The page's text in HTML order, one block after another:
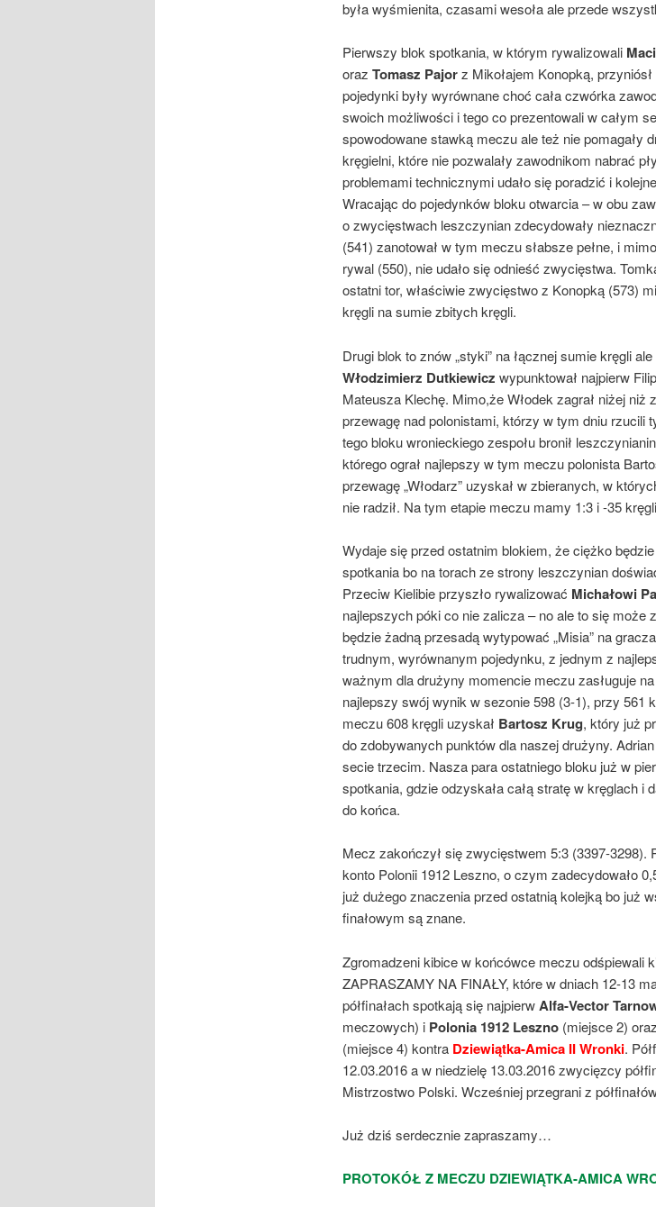
była wyśmienita, czasami wesoła ale przede
Pierwszy blok spotkania, w którym rywalizowali
oraz Tomasz Pajorz Mikołajem Konopką,
pojedynki były wyrównane choć cała czwórka
swoich możliwości i tego co prezentowali w całym
spowodowane stawką meczu ale też nie pomagały
kręgielni, które nie pozwalały zawodnikom nabrać
problemami technicznymi udało się poradzić i
Wracając do pojedynków bloku otwarcia – w obu
o zwycięstwach leszczynian zdecydowały
(541) zanotował w tym meczu słabsze pełne, i
rywal (550), nie udało się odnieść zwycięstwa.
ostatni tor, właściwie zwycięstwo z Konopką (573)
kręgli na sumie zbitych kręgli.
Drugi blok to znów „styki” na łącznej sumie kręgli
Włodzimierz Dutkiewicz wypunktował najpierw
Mateusza Klechę. Mimo,że Włodek zagrał niżej niż
przewagę nad polonistami, którzy w tym dniu rzucili
tego bloku wronieckiego zespołu bronił
którego ograł najlepszy w tym meczu polonista
przewagę „Włodarz” uzyskał w zbieranych, w
nie radził. Na tym etapie meczu mamy 1:3 i -35
Wydaje się przed ostatnim blokiem, że ciężko
spotkania bo na torach ze strony leszczynian
Przeciw Kielibie przyszło rywalizować Michałowi
najlepszych póki co nie zalicza – no ale to się może
będzie żadną przesadą wytypować „Misia” na
trudnym, wyrównanym pojedynku, z jednym z
ważnym dla drużyny momencie meczu zasługuje
najlepszy swój wynik w sezonie 598 (3-1), przy 561
meczu 608 kręgli uzyskał Bartosz Krug, który już
do zdobywanych punktów dla naszej drużyny.
secie trzecim. Nasza para ostatniego bloku już w
spotkania, gdzie odzyskała całą stratę w kręglach i
do końca.
Mecz zakończył się zwycięstwem 5:3 (3397-3298).
konto Polonii 1912 Leszno, o czym zadecydowało
już dużego znaczenia przed ostatnią kolejką bo już
finałowym są znane.
Zgromadzeni kibice w końcówce meczu odśpiewali
ZAPRASZAMY NA FINAŁY, które w dniach 12-13
półfinałach spotkają się najpierwAlfa-Vector
meczowych) i Polonia 1912 Leszno(miejsce 2) oraz
(miejsce 4) kontra Dziewiątka-Amica II Wronki.
12.03.2016 a w niedzielę 13.03.2016 zwycięzcy
Mistrzostwo Polski. Wcześniej przegrani z
Już dziś serdecznie zapraszamy…
PROTOKÓŁ Z MECZU DZIEWIĄTKA-AMICA